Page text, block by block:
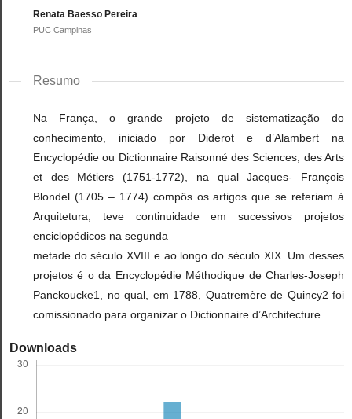
Renata Baesso Pereira
PUC Campinas
Resumo
Na França, o grande projeto de sistematização do
conhecimento, iniciado por Diderot e d’Alambert na
Encyclopédie ou Dictionnaire Raisonné des Sciences, des Arts
et des Métiers (1751-1772), na qual Jacques- François
Blondel (1705 – 1774) compôs os artigos que se referiam à
Arquitetura, teve continuidade em sucessivos projetos
enciclopédicos na segunda
metade do século XVIII e ao longo do século XIX. Um desses
projetos é o da Encyclopédie Méthodique de Charles-Joseph
Panckoucke1, no qual, em 1788, Quatremère de Quincy2 foi
comissionado para organizar o Dictionnaire d’Architecture.
Downloads